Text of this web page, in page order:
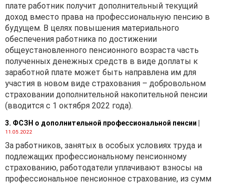
плате работник получит дополнительный текущий
доход вместо права на профессиональную пенсию в
будущем. В целях повышения материального
обеспечения работника по достижении
общеустановленного пенсионного возраста часть
полученных денежных средств в виде доплаты к
заработной плате может быть направлена им для
участия в новом виде страхования – добровольном
страховании дополнительной накопительной пенсии
(вводится с 1 октября 2022 года).
3. ФСЗН о дополнительной профессиональной пенсии
11.05.2022
За работников, занятых в особых условиях труда и
подлежащих профессиональному пенсионному
страхованию, работодатели уплачивают взносы на
профессиональное пенсионное страхование, из сумм